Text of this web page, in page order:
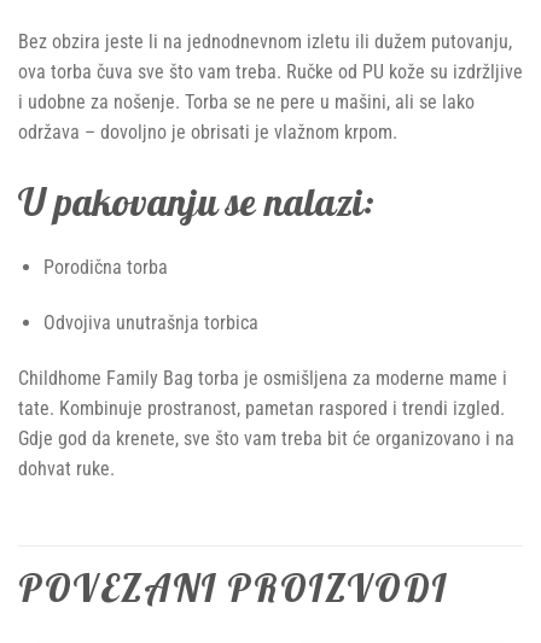
Bez obzira jeste li na jednodnevnom izletu ili dužem putovanju,
ova torba čuva sve što vam treba. Ručke od PU kože su izdržljive
i udobne za nošenje. Torba se ne pere u mašini, ali se lako
održava – dovoljno je obrisati je vlažnom krpom.
U pakovanju se nalazi:
Porodična torba
Odvojiva unutrašnja torbica
Childhome Family Bag torba je osmišljena za moderne mame i
tate. Kombinuje prostranost, pametan raspored i trendi izgled.
Gdje god da krenete, sve što vam treba bit će organizovano i na
dohvat ruke.
POVEZANI PROIZVODI